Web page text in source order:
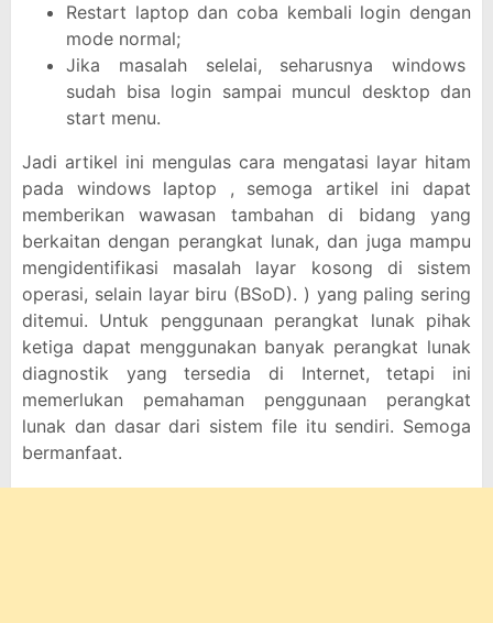
Restart laptop dan coba kembali login dengan
mode normal;
Jika masalah selelai, seharusnya windows
sudah bisa login sampai muncul desktop dan
start menu.
Jadi artikel ini mengulas cara mengatasi layar hitam
pada windows laptop , semoga artikel ini dapat
memberikan wawasan tambahan di bidang yang
berkaitan dengan perangkat lunak, dan juga mampu
mengidentifikasi masalah layar kosong di sistem
operasi, selain layar biru (BSoD). ) yang paling sering
ditemui. Untuk penggunaan perangkat lunak pihak
ketiga dapat menggunakan banyak perangkat lunak
diagnostik yang tersedia di Internet, tetapi ini
memerlukan pemahaman penggunaan perangkat
lunak dan dasar dari sistem file itu sendiri. Semoga
bermanfaat.